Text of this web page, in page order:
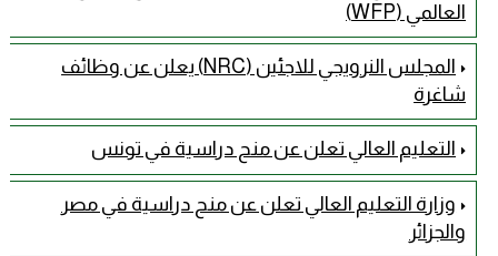
العالمي (WFP)
المجلس النرويجي للاجئين (NRC) يعلن عن وظائف
شاغرة
التعليم العالي تعلن عن منح دراسية في تونس
وزارة التعليم العالي تعلن عن منح دراسية في مصر
والجزائر